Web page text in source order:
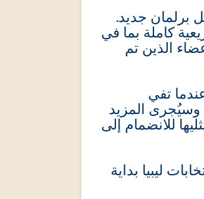
برلمان جديد.
كاملة بما في
الذين تم
تفي
وسيُجرى المزيد
للانضمام إلى
ليبيا بداية